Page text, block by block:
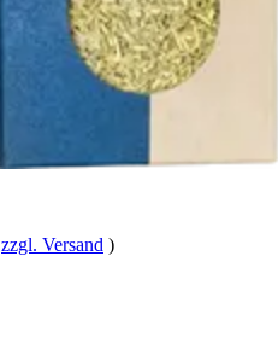
zzgl. Versand )